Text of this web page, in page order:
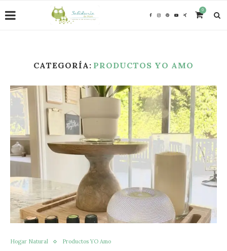
0
CATEGORÍA: PRODUCTOS YO AMO
Hogar Natural Productos YO Amo